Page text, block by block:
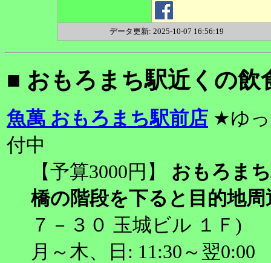
データ更新: 2025-10-07 16:56:19
■ おもろまち駅近くの飲
魚萬 おもろまち駅前店 ★ゆ
付中
【予算3000円】 おもろま
橋の階段を下ると目的地
７－３０ 玉城ビル １Ｆ)
月～木、日: 11:30～翌0:00